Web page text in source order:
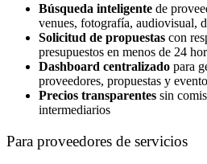
Búsqueda inteligente de
venues, fotografía, audiovisual,
Solicitud de propuestas con
presupuestos en menos de 24
Dashboard centralizado para
proveedores, propuestas y
Precios transparentes sin
intermediarios
Para proveedores de servicios